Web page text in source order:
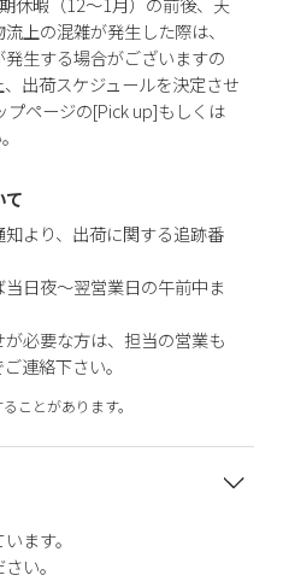
上の混雑が発生した際は、
生する場合がございますの
出荷スケジュールを決定させ
プページの[Pick up]もしくは
て
より、出荷に関する追跡番
当日夜～翌営業日の午前中ま
必要な方は、担当の営業も
連絡下さい。
ことがあります。
ます。
い。